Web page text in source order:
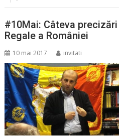
#10Mai: Câteva
Regale a României
10 mai 2017 invitati